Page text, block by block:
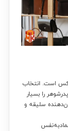
است. انتخاب
را بسیار
سلیقه و